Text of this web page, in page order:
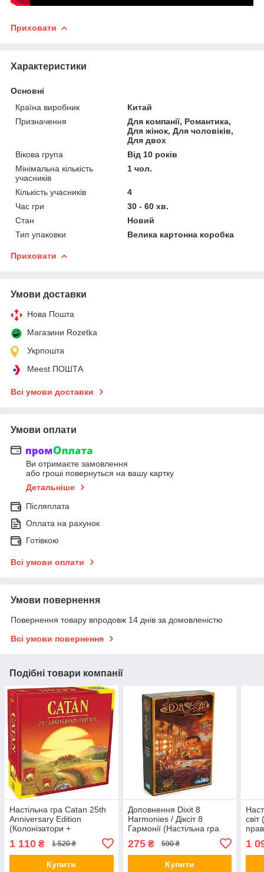
Приховати
Характеристики
Основні
Країна виробник
Китай
Призначення
Для компанії, Романтика,
Для жінок, Для чоловіків,
Для двох
Вікова група
Від 10 років
Мінімальна кількість
учасників
1 чол.
Кількість учасників
4
Час гри
30 - 60 хв.
Стан
Новий
Тип упаковки
Велика картонна коробка
Приховати
Умови доставки
Нова Пошта
Магазини Rozetka
Укрпошта
Meest ПОШТА
Всі умови доставки
Умови оплати
Ви отримаєте замовлення
або гроші повернуться на вашу картку
Детальніше
Післяплата
Оплата на рахунок
Готівкою
Всі умови оплати
Умови повернення
Повернення товару впродовж 14 днів за домовленістю
Всі умови повернення
Подібні товари компанії
Настільна гра Catan 25th
Anniversary Edition
(Колонізатори +
розширення 5-6 + додаток
Майстри) + правила
УКРАЇНСЬКОЮ
1 110 ₴ 1 520 ₴
Купити
Доповнення Dixit 8
Harmonies / Діксіт 8
Гармонії (Настільна гра
Діксіт) Нове видання! УКР
275₴ 590 ₴
Купити
1